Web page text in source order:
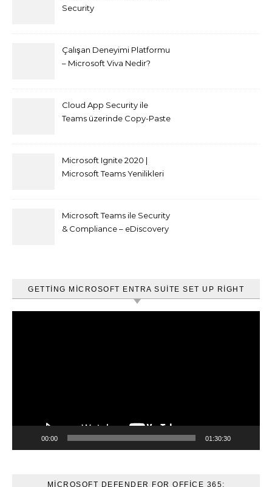
Security
Çalışan Deneyimi Platformu
– Microsoft Viva Nedir?
Cloud App Security ile
Teams üzerinde Copy-Paste
Microsoft Ignite 2020 |
Microsoft Teams Yenilikleri
Microsoft Teams ile Security
& Compliance – eDiscovery
GETTING MICROSOFT ENTRA SUITE SET UP RIGHT
00:00 01:30:30
MICROSOFT DEFENDER FOR OFFICE 365: